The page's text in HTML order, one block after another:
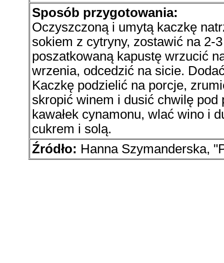
Sposób przygotowania:
Oczyszczoną i umytą kaczkę
sokiem z cytryny, zostawić na 2-
poszatkowaną kapustę wrzucić
wrzenia, odcedzić na sicie.
Kaczkę podzielić na porcje,
skropić winem i dusić chwilę
kawałek cynamonu, wlać wino i
cukrem i solą.
Źródło: Hanna Szymanderska,